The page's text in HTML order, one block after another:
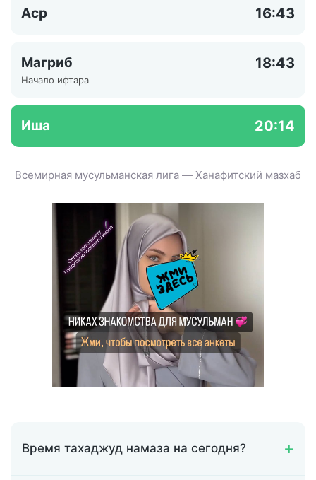
Аср 16:43
Магриб 18:43
Начало ифтара
Иша 20:14
Всемирная мусульманская лига — Ханафитский мазхаб
Время тахаджуд намаза на сегодня?